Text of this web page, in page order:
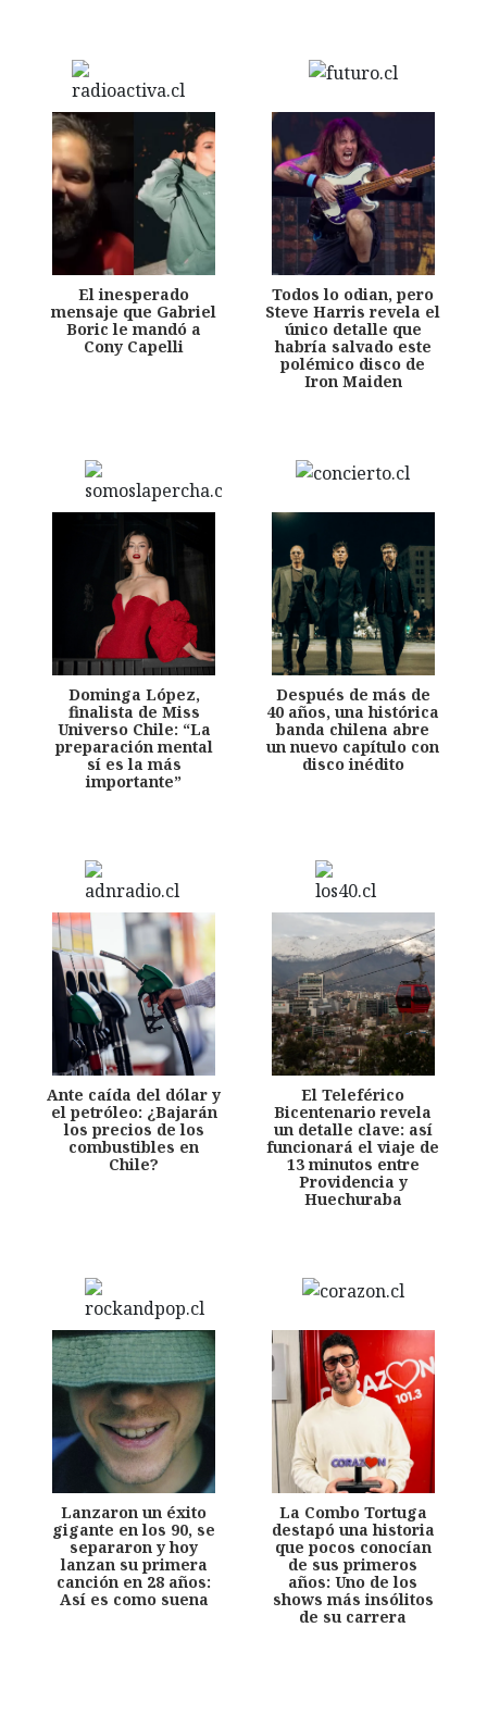
El inesperado
mensaje que Gabriel
Boric le mandó a
Cony Capelli
Todos lo odian, pero
Steve Harris revela el
único detalle que
habría salvado este
polémico disco de
Iron Maiden
Dominga López,
finalista de Miss
Universo Chile: “La
preparación mental
sí es la más
importante”
Después de más de
40 años, una histórica
banda chilena abre
un nuevo capítulo con
disco inédito
Ante caída del dólar y
el petróleo: ¿Bajarán
los precios de los
combustibles en
Chile?
El Teleférico
Bicentenario revela
un detalle clave: así
funcionará el viaje de
13 minutos entre
Providencia y
Huechuraba
Lanzaron un éxito
gigante en los 90, se
separaron y hoy
lanzan su primera
canción en 28 años:
Así es como suena
La Combo Tortuga
destapó una historia
que pocos conocían
de sus primeros
años: Uno de los
shows más insólitos
de su carrera